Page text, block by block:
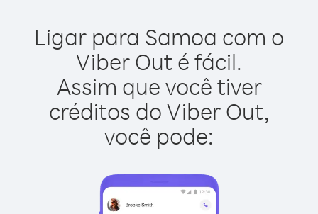
Ligar para Samoa com o
Viber Out é fácil.
Assim que você tiver
créditos do Viber Out,
você pode: